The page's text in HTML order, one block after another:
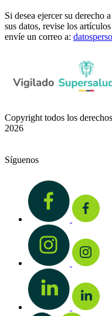
Si desea ejercer su derecho
sus datos, revise los
envíe un correo a:
Copyright todos los
2026
Síguenos